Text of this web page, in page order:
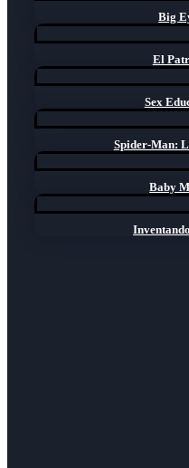
Big
El
Sex
Spider-Man:
Baby